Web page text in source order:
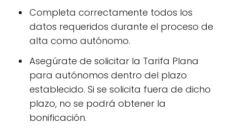
Completa correctamente todos los
datos requeridos durante el proceso de
alta como autónomo.
Asegúrate de solicitar la Tarifa Plana
para autónomos dentro del plazo
establecido. Si se solicita fuera de dicho
plazo, no se podrá obtener la
bonificación.